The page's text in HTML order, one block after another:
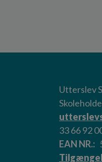
Utterslev
33 66 92
EAN NR.